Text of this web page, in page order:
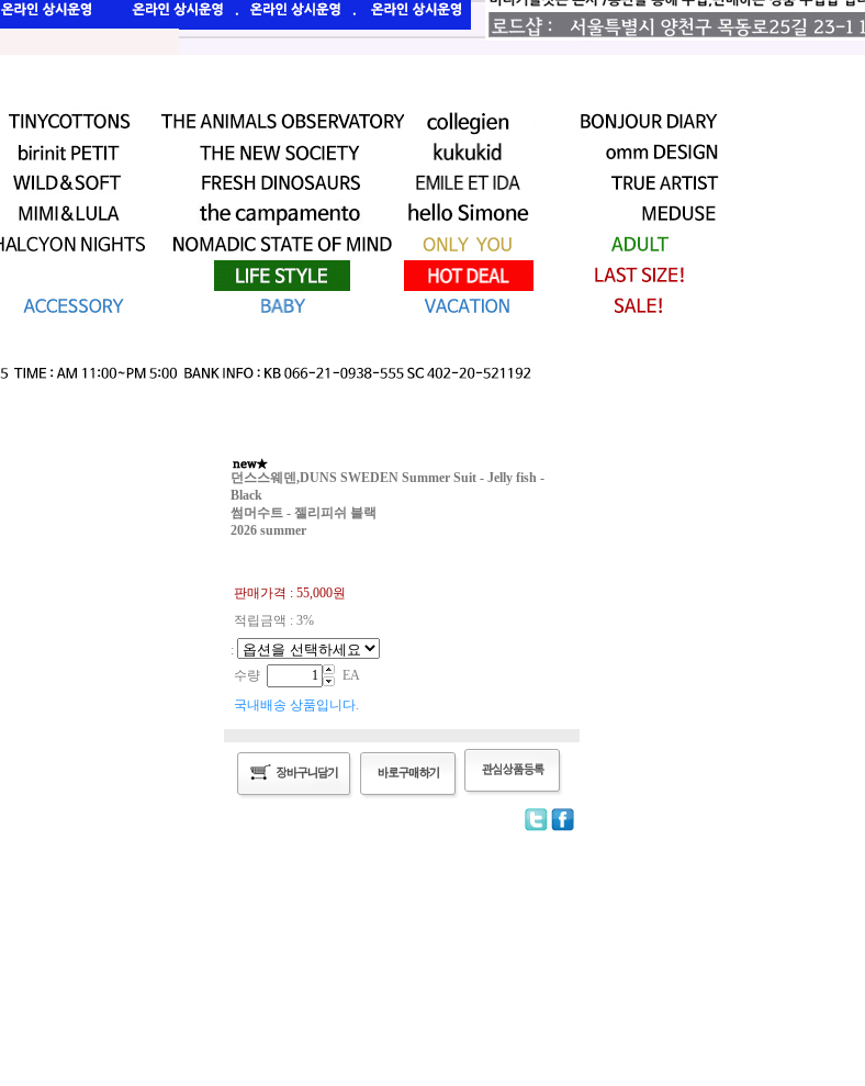
던스스웨덴,DUNS SWEDEN Summer Suit - Jelly fish -
Black
썸머수트 - 젤리피쉬 블랙
2026 summer
판매가격 : 55,000원
적립금액 : 3%
:
수량
EA
국내배송 상품입니다.